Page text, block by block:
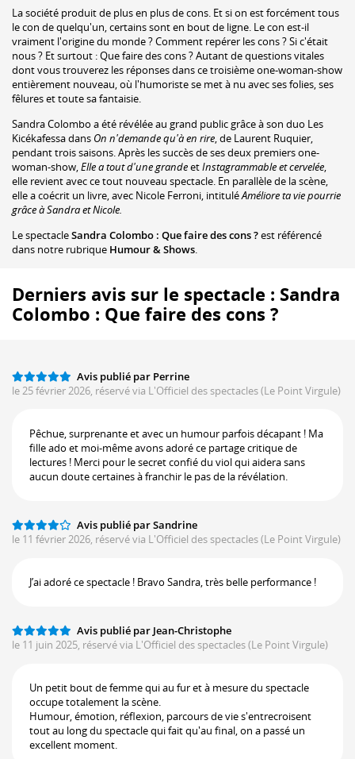
La société produit de plus en plus de cons. Et si on est forcément tous
le con de quelqu'un, certains sont en bout de ligne. Le con est-il
vraiment l'origine du monde ? Comment repérer les cons ? Si c'était
nous ? Et surtout : Que faire des cons ? Autant de questions vitales
dont vous trouverez les réponses dans ce troisième one-woman-show
entièrement nouveau, où l'humoriste se met à nu avec ses folies, ses
fêlures et toute sa fantaisie.
Sandra Colombo a été révélée au grand public grâce à son duo Les
Kicékafessa dans On n'demande qu'à en rire, de Laurent Ruquier,
pendant trois saisons. Après les succès de ses deux premiers one-
woman-show,Elle a tout d'une grandeetInstagrammable et cervelée,
elle revient avec ce tout nouveau spectacle. En parallèle de la scène,
elle a coécrit un livre, avec Nicole Ferroni, intituléAméliore ta vie pourrie
grâce à Sandra et Nicole.
Le spectacleSandra Colombo : Que faire des cons ?est référencé
dans notre rubrique Humour & Shows.
Derniers avis sur le spectacle : Sandra
Colombo : Que faire des cons ?
Avis publié par Perrine
le 25 février 2026, réservé via L'Officiel des spectacles(Le Point Virgule)
Pêchue, surprenante et avec un humour parfois décapant ! Ma
fille ado et moi-même avons adoré ce partage critique de
lectures ! Merci pour le secret confié du viol qui aidera sans
aucun doute certaines à franchir le pas de la révélation.
Avis publié par Sandrine
le 11 février 2026, réservé via L'Officiel des spectacles(Le Point Virgule)
J’ai adoré ce spectacle ! Bravo Sandra, très belle performance !
Avis publié par Jean-Christophe
le 11 juin 2025, réservé via L'Officiel des spectacles(Le Point Virgule)
Un petit bout de femme qui au fur et à mesure du spectacle
occupe totalement la scène.
Humour, émotion, réflexion, parcours de vie s'entrecroisent
tout au long du spectacle qui fait qu'au final, on a passé un
excellent moment.